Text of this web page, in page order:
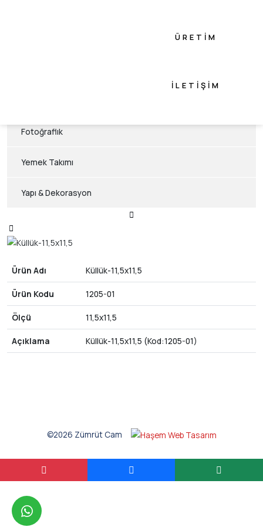
ÜRETIM
İLETIŞIM
whatsapp
Fotoğraflık
Yemek Takımı
Yapı & Dekorasyon
Ürün Adı Küllük-11,5x11,5
Ürün Kodu 1205-01
Ölçü 11,5x11,5
Açıklama Küllük-11,5x11,5 (Kod:1205-01)
©2026 Zümrüt Cam